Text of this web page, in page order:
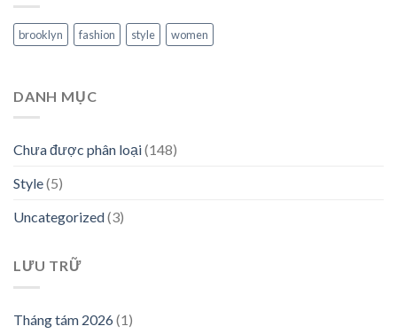
brooklyn fashion style women
DANH MỤC
Chưa được phân loại(148)
Style(5)
Uncategorized(3)
LƯU TRỮ
Tháng tám 2026(1)